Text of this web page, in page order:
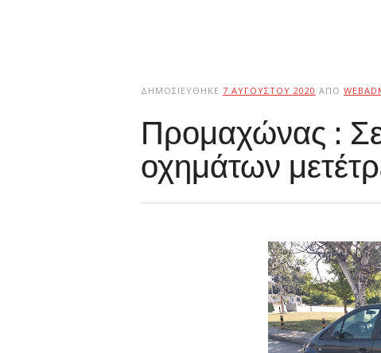
ΔΗΜΟΣΙΕΎΘΗΚΕ 7 ΑΥΓΟΎΣΤΟΥ 2020 ΑΠΌ
Προμαχώνας :
οχημάτων